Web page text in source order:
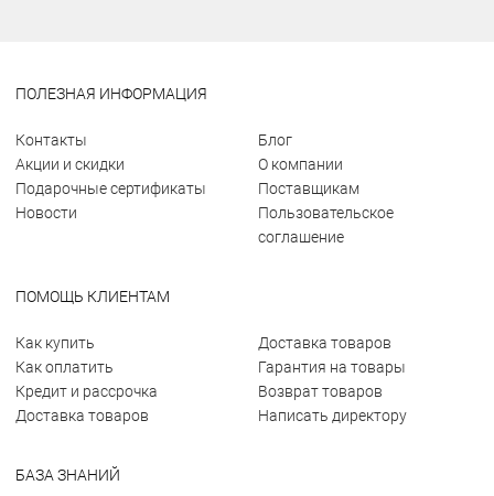
ПОЛЕЗНАЯ ИНФОРМАЦИЯ
Контакты
Акции и скидки
Подарочные сертификаты
Новости
Блог
О компании
Поставщикам
Пользовательское
соглашение
ПОМОЩЬ КЛИЕНТАМ
Как купить
Как оплатить
Кредит и рассрочка
Доставка товаров
Доставка товаров
Гарантия на товары
Возврат товаров
Написать директору
БАЗА ЗНАНИЙ